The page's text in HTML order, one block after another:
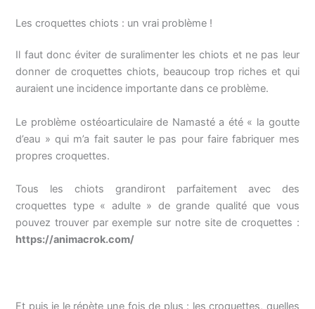
Les croquettes chiots : un vrai problème !
Il faut donc éviter de suralimenter les chiots et ne pas leur
donner de croquettes chiots, beaucoup trop riches et qui
auraient une incidence importante dans ce problème.
Le problème ostéoarticulaire de Namasté a été « la goutte
d’eau » qui m’a fait sauter le pas pour faire fabriquer mes
propres croquettes.
Tous les chiots grandiront parfaitement avec des
croquettes type « adulte » de grande qualité que vous
pouvez trouver par exemple sur notre site de croquettes :
https://animacrok.com/
Et puis je le répète une fois de plus : les croquettes, quelles